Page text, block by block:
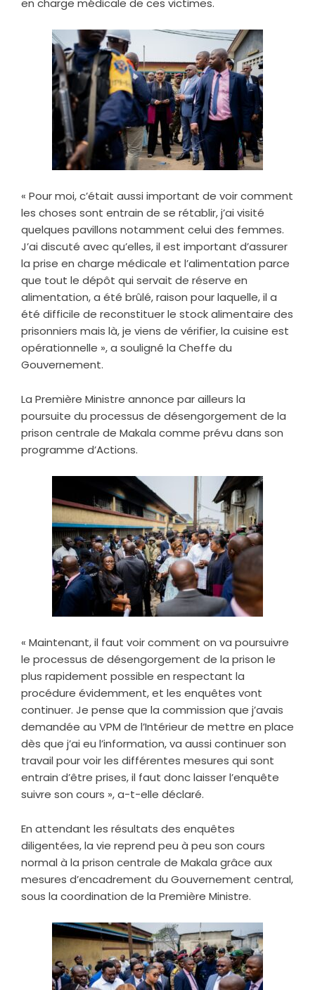
en charge médicale de ces victimes.
« Pour moi, c’était aussi important de voir comment
les choses sont entrain de se rétablir, j’ai visité
quelques pavillons notamment celui des femmes.
J’ai discuté avec qu’elles, il est important d’assurer
la prise en charge médicale et l’alimentation parce
que tout le dépôt qui servait de réserve en
alimentation, a été brûlé, raison pour laquelle, il a
été difficile de reconstituer le stock alimentaire des
prisonniers mais là, je viens de vérifier, la cuisine est
opérationnelle », a souligné la Cheffe du
Gouvernement.
La Première Ministre annonce par ailleurs la
poursuite du processus de désengorgement de la
prison centrale de Makala comme prévu dans son
programme d’Actions.
« Maintenant, il faut voir comment on va poursuivre
le processus de désengorgement de la prison le
plus rapidement possible en respectant la
procédure évidemment, et les enquêtes vont
continuer. Je pense que la commission que j’avais
demandée au VPM de l’Intérieur de mettre en place
dès que j’ai eu l’information, va aussi continuer son
travail pour voir les différentes mesures qui sont
entrain d’être prises, il faut donc laisser l’enquête
suivre son cours », a-t-elle déclaré.
En attendant les résultats des enquêtes
diligentées, la vie reprend peu à peu son cours
normal à la prison centrale de Makala grâce aux
mesures d’encadrement du Gouvernement central,
sous la coordination de la Première Ministre.